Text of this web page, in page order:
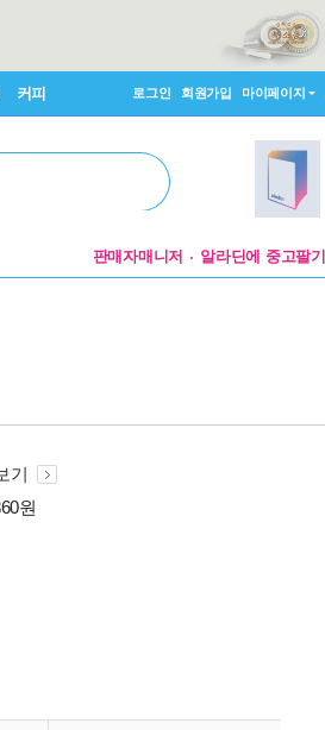
커피 로그인 회원가입 마이페이지
판매자매니저 알라딘에 중고팔기
기
원